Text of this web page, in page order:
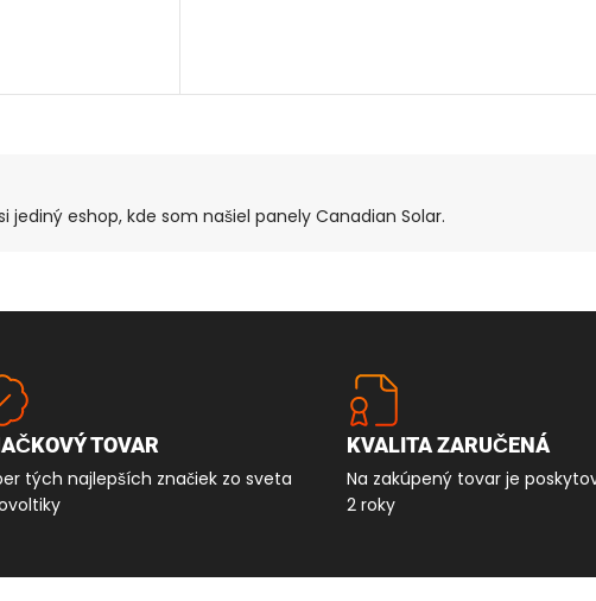
eshop, kde som našiel panely Canadian Solar.
TOVAR
tých najlepších značiek zo sveta
KVALITA ZARUČENÁ
Na zakúpený tovar je
2 roky